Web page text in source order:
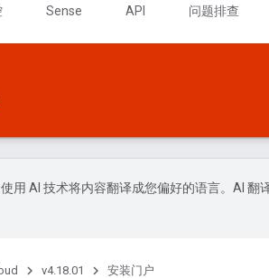
Sense API 问题排查
用 AI 技术将内容翻译成您偏好的语言。AI 翻
v4.18.01 安装门户